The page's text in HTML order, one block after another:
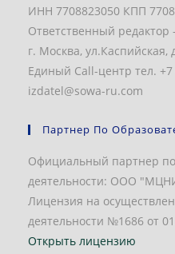
ИНН 7708823050 КПП
Ответственный
г. Москва, ул.Каспийская,
Единый Call-центр тел. +7
izdatel@sowa-ru.com
Партнер По
Официальный партнер
деятельности: ООО
Лицензия на
деятельности №1686 от
Открыть лицензию